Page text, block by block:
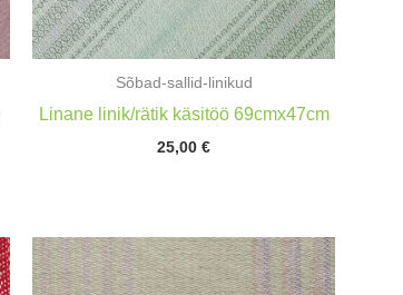
Sõbad-sallid-linikud
Linane linik/rätik käsitöö 69cmx47cm
25,00€